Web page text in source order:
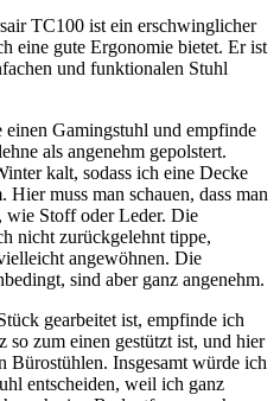
TC100 ist ein erschwinglicher
eine gute Ergonomie bietet. Er ist
und funktionalen Stuhl
einen Gamingstuhl und empfinde
als angenehm gepolstert.
kalt, sodass ich eine Decke
muss man schauen, dass man
wie Stoff oder Leder. Die
nicht zurückgelehnt tippe,
angewöhnen. Die
sind aber ganz angenehm.
gearbeitet ist, empfinde ich
so zum einen gestützt ist, und hier
Insgesamt würde ich
entscheiden, weil ich ganz